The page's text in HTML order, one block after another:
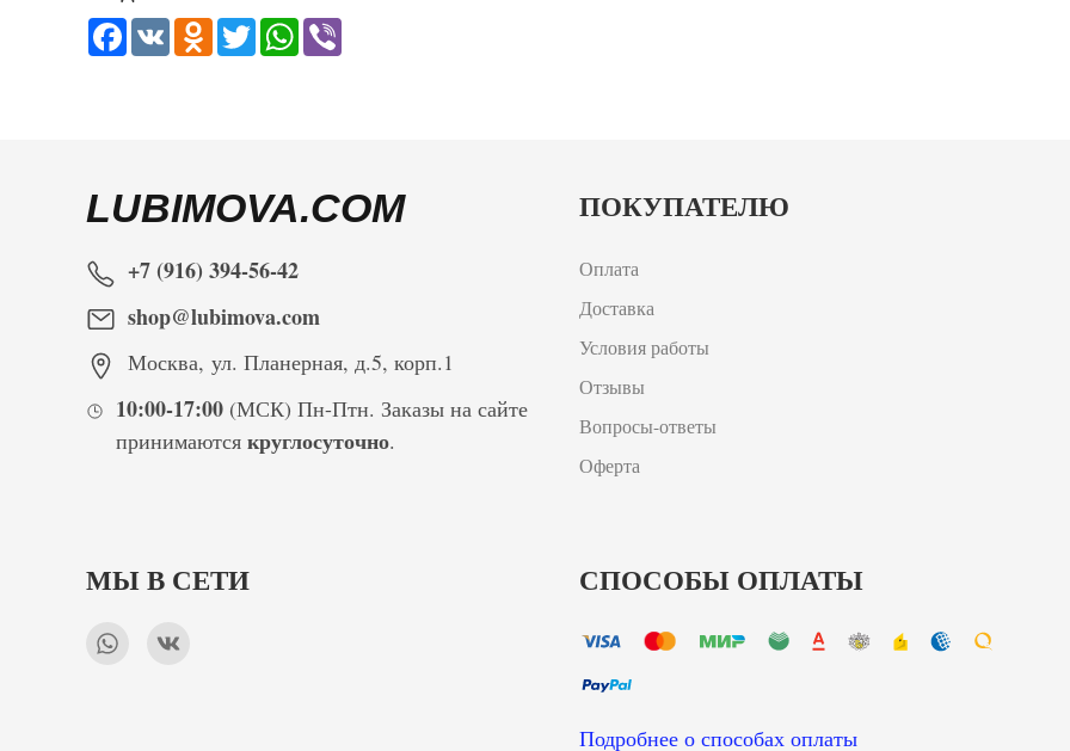
Facebook
VK Odnoklassniki
TwitterWhatsApp
LUBIMOVA.COM
+7 (916) 394-56-42
shop@lubimova.com
Москва, ул. Планерная, д.5, корп.1
10:00-17:00(МСК) Пн-Птн. Заказы на сайте
принимаются круглосуточно.
ПОКУПАТЕЛЮ
Оплата
Доставка
Условия работы
Отзывы
Вопросы-ответы
Оферта
МЫ В СЕТИ СПОСОБЫ ОПЛАТЫ
Подробнее о способах оплаты